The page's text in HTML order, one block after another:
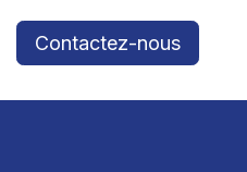
Contactez-nous